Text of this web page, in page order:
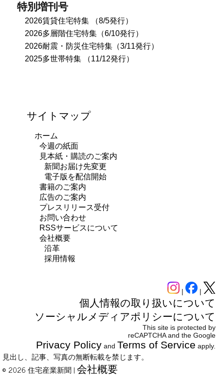
特別増刊号
2026賃貸住宅特集 （8/5発行）
2026多層階住宅特集（6/10発行）
2026耐震・防災住宅特集（3/11発行）
2025多世帯特集 （11/12発行）
サイトマップ
ホーム
今週の紙面
見本紙・購読のご案内
新聞お届け先変更
電子版を配信開始
書籍のご案内
広告のご案内
プレスリリース受付
お問い合わせ
RSSサービスについて
会社概要
沿革
採用情報
| |
個人情報の取り扱いについて
ソーシャルメディアポリシーについて
This site is protected by
reCAPTCHA and the Google
Privacy Policy and Terms of Service apply.
見出し、記事、写真の無断転載を禁じます。
© 2026 住宅産業新聞 | 会社概要